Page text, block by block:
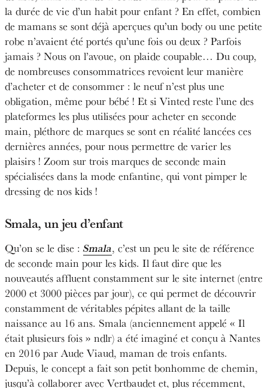
la durée de vie d’un habit pour enfant ? En effet, combien
de mamans se sont déjà aperçues qu’un body ou une petite
robe n’avaient été portés qu’une fois ou deux ? Parfois
jamais ? Nous on l’avoue, on plaide coupable… Du coup,
de nombreuses consommatrices revoient leur manière
d’acheter et de consommer : le neuf n’est plus une
obligation, même pour bébé ! Et si Vinted reste l’une des
plateformes les plus utilisées pour acheter en seconde
main, pléthore de marques se sont en réalité lancées ces
dernières années, pour nous permettre de varier les
plaisirs ! Zoom sur trois marques de seconde main
spécialisées dans la mode enfantine, qui vont pimper le
dressing de nos kids !
Smala, un jeu d’enfant
Qu’on se le dise : Smala, c’est un peu le site de référence
de seconde main pour les kids. Il faut dire que les
nouveautés affluent constamment sur le site internet (entre
2000 et 3000 pièces par jour), ce qui permet de découvrir
constamment de véritables pépites allant de la taille
naissance au 16 ans. Smala (anciennement appelé « Il
était plusieurs fois » ndlr) a été imaginé et conçu à Nantes
en 2016 par Aude Viaud, maman de trois enfants.
Depuis, le concept a fait son petit bonhomme de chemin,
jusqu’à collaborer avec Vertbaudet et, plus récemment,